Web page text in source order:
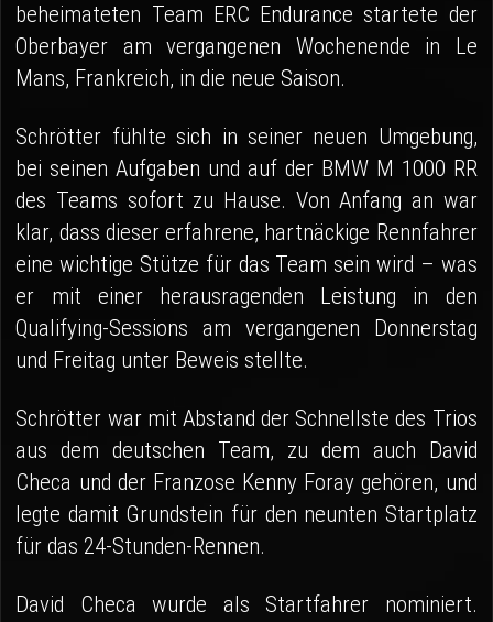
beheimateten Team ERC Endurance startete der
Oberbayer am vergangenen Wochenende in Le
Mans, Frankreich, in die neue Saison.
Schrötter fühlte sich in seiner neuen Umgebung,
bei seinen Aufgaben und auf der BMW M 1000 RR
des Teams sofort zu Hause. Von Anfang an war
klar, dass dieser erfahrene, hartnäckige Rennfahrer
eine wichtige Stütze für das Team sein wird – was
er mit einer herausragenden Leistung in den
Qualifying-Sessions am vergangenen Donnerstag
und Freitag unter Beweis stellte.
Schrötter war mit Abstand der Schnellste des Trios
aus dem deutschen Team, zu dem auch David
Checa und der Franzose Kenny Foray gehören, und
legte damit Grundstein für den neunten Startplatz
für das 24-Stunden-Rennen.
David Checa wurde als Startfahrer nominiert.